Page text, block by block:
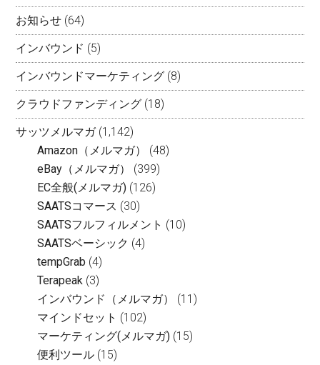
お知らせ (64)
インバウンド (5)
インバウンドマーケティング (8)
クラウドファンディング (18)
サッツメルマガ(1,142)
Amazon（メルマガ）
(48)
eBay（メルマガ）
(399)
EC全般(メルマガ) (126)
SAATSコマース (30)
SAATSフルフィルメント (10)
SAATSベーシック (4)
tempGrab (4)
Terapeak (3)
インバウンド（メルマガ）
(11)
マインドセット (102)
マーケティング(メルマガ) (15)
便利ツール (15)